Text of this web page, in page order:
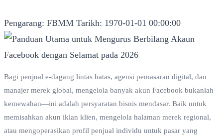
Pengarang: FBMM Tarikh: 1970-01-01 00:00:00
Bagi penjual e-dagang lintas batas, agensi pemasaran digital, dan
manajer merek global, mengelola banyak akun Facebook bukanlah
kemewahan—ini adalah persyaratan bisnis mendasar. Baik untuk
memisahkan akun iklan klien, mengelola halaman merek regional,
atau mengoperasikan profil penjual individu untuk pasar yang